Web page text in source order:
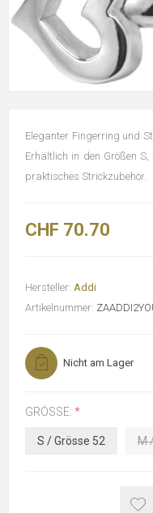
Eleganter Fingerring und
Erhältlich in den Größen
praktisches Strickzubehör.
CHF 70.70
Hersteller: Addi
Artikelnummer:
Nicht am Lager
GRÖSSE: *
S / Grösse 52 M